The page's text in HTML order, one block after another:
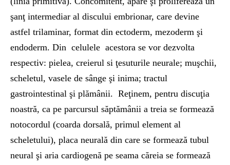
şanţ intermediar al discului embrionar, care devine
astfel trilaminar, format din ectoderm, mezoderm şi
endoderm. Din celulele acestora se vor dezvolta
respectiv: pielea, creierul si ţesuturile neurale; muşchii,
scheletul, vasele de sânge şi inima; tractul
gastrointestinal şi plămânii. Reţinem, pentru discuţia
noastră, ca pe parcursul săptămânii a treia se formează
notocordul (coarda dorsală, primul element al
scheletului), placa neurală din care se formează tubul
neural şi aria cardiogenă pe seama căreia se formează